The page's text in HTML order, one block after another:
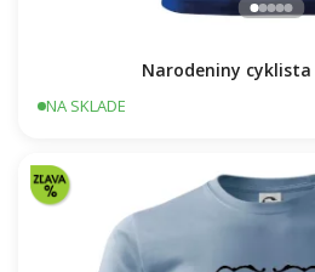
Narodeniny cyklista
NA SKLADE